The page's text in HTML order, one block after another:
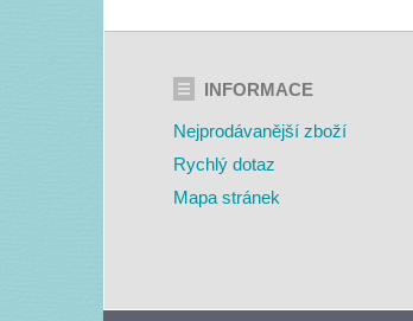
INFORMACE
Nejprodávanější zboží
Rychlý dotaz
Mapa stránek